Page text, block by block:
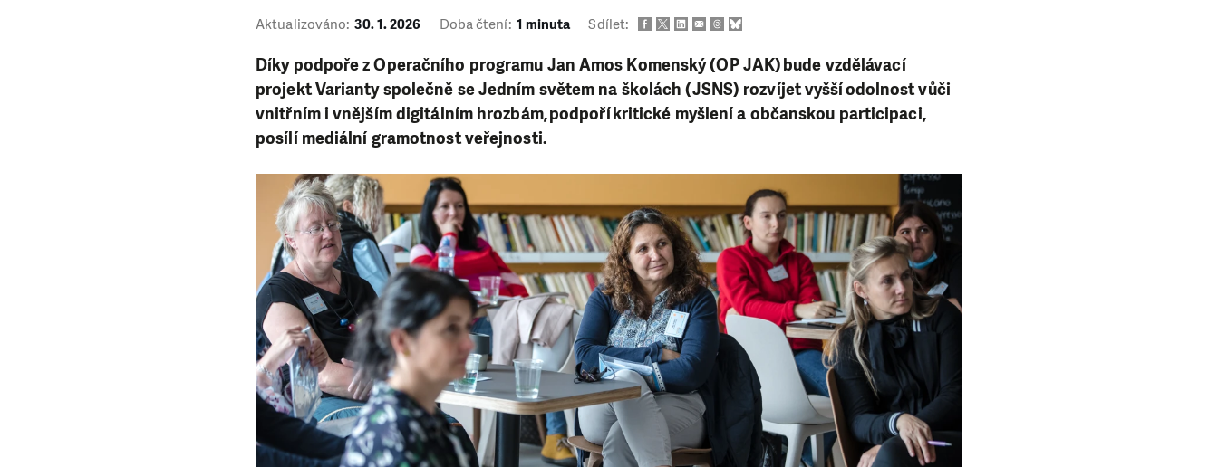
Aktualizováno: 30. 1. 2026 Doba čtení: 1 minuta Sdílet:
Díky podpoře z Operačního programu Jan Amos Komenský (OP JAK) bude vzdělávací
projekt Varianty společně se Jedním světem na školách (JSNS) rozvíjet vyšší odolnost vůči
vnitřním i vnějším digitálním hrozbám, podpoří kritické myšlení a občanskou participaci,
posílí mediální gramotnost veřejnosti.